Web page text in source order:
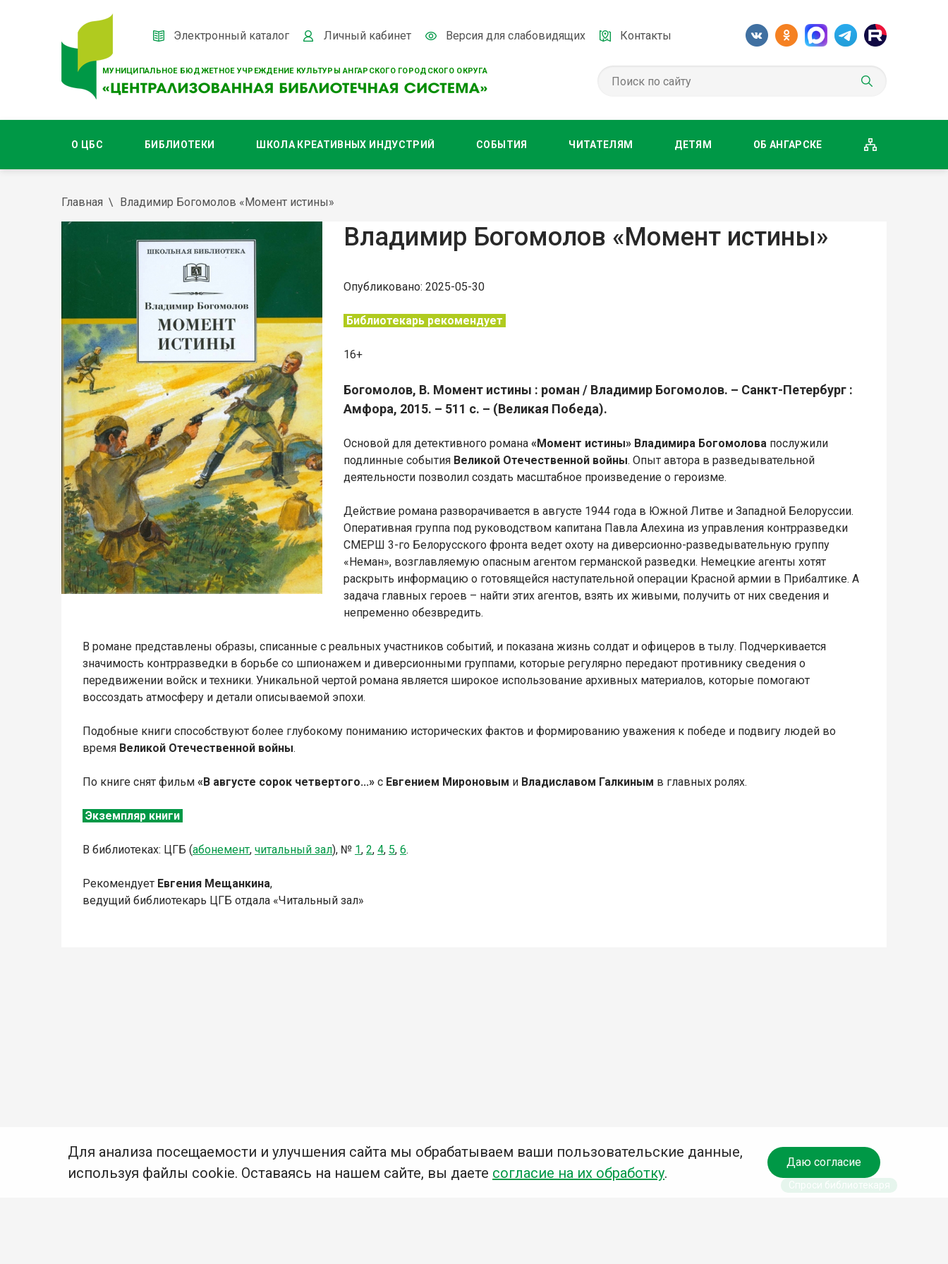
МУНИЦИПАЛЬНОЕ БЮДЖЕТНОЕ УЧРЕЖДЕНИЕ КУЛЬТУРЫ АНГАРСКОГО ГОРОДСКОГО ОКРУГА
Электронный каталог Личный кабинет Версия для слабовидящих Контакты
О ЦБС БИБЛИОТЕКИ ШКОЛА КРЕАТИВНЫХ ИНДУСТРИЙ СОБЫТИЯ ЧИТАТЕЛЯМ ДЕТЯМ ОБ АНГАРСКЕ
Главная Владимир Богомолов «Момент истины»
Владимир Богомолов «Момент истины»
Опубликовано: 2025-05-30
Библиотекарь рекомендует
16+
Богомолов, В. Момент истины : роман / Владимир Богомолов. – Санкт-Петербург :
Амфора, 2015. – 511 с. – (Великая Победа).
Основой для детективного романа «Момент истины» Владимира Богомолова послужили
подлинные события Великой Отечественной войны. Опыт автора в разведывательной
деятельности позволил создать масштабное произведение о героизме.
Действие романа разворачивается в августе 1944 года в Южной Литве и Западной Белоруссии.
Оперативная группа под руководством капитана Павла Алехина из управления контрразведки
СМЕРШ 3-го Белорусского фронта ведет охоту на диверсионно-разведывательную группу
«Неман», возглавляемую опасным агентом германской разведки. Немецкие агенты хотят
раскрыть информацию о готовящейся наступательной операции Красной армии в Прибалтике. А
задача главных героев – найти этих агентов, взять их живыми, получить от них сведения и
непременно обезвредить.
В романе представлены образы, списанные с реальных участников событий, и показана жизнь солдат и офицеров в тылу. Подчеркивается
значимость контрразведки в борьбе со шпионажем и диверсионными группами, которые регулярно передают противнику сведения о
передвижении войск и техники. Уникальной чертой романа является широкое использование архивных материалов, которые помогают
воссоздать атмосферу и детали описываемой эпохи.
Подобные книги способствуют более глубокому пониманию исторических фактов и формированию уважения к победе и подвигу людей во
время Великой Отечественной войны.
По книге снят фильм «В августе сорок четвертого...» с Евгением Мироновым и Владиславом Галкиным в главных ролях.
Экземпляр книги
В библиотеках: ЦГБ (абонемент, читальный зал), № 1, 2, 4, 5, 6.
Рекомендует Евгения Мещанкина,
ведущий библиотекарь ЦГБ отдала «Читальный зал»
Для анализа посещаемости и улучшения сайта мы обрабатываем ваши пользовательские данные,
используя файлы cookie. Оставаясь на нашем сайте, вы даете согласие на их обработку.
Даю согласие
Спроси библиотекаря